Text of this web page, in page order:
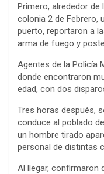
Primero, alrededor de
colonia 2 de Febrero,
puerto, reportaron a
arma de fuego y
Agentes de la Policía
donde encontraron
edad, con dos
Tres horas después,
conduce al poblado
un hombre tirado
personal de distintas
Al llegar, confirmaron